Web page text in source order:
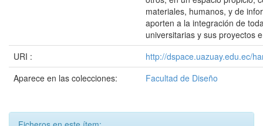
materiales, humanos, y de
aporten a la integración de
universitarias y sus proyectos
URI :
http://dspace.uazuay.edu.ec/
Aparece en las colecciones:
Facultad de Diseño